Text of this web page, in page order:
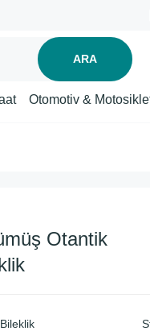
ARA
Otomotiv &
Otantik